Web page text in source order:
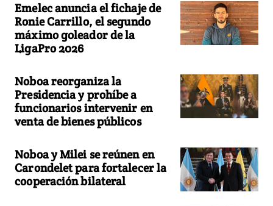
Emelec anuncia el fichaje de
Ronie Carrillo, el segundo
máximo goleador de la
LigaPro 2026
Noboa reorganiza la
Presidencia y prohíbe a
funcionarios intervenir en
venta de bienes públicos
Noboa y Milei se reúnen en
Carondelet para fortalecer la
cooperación bilateral